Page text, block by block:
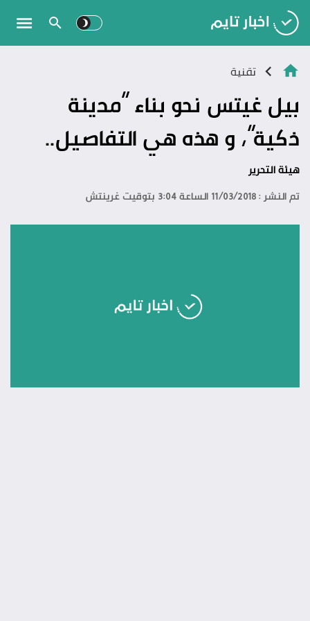
تقنية
بيل غيتس نحو بناء “مدينة
ذكية”، و هذه هي التفاصيل..
هيئة التحرير
تم النشر : 11/03/2018 الساعة 3:04 بتوقيت غرينتش